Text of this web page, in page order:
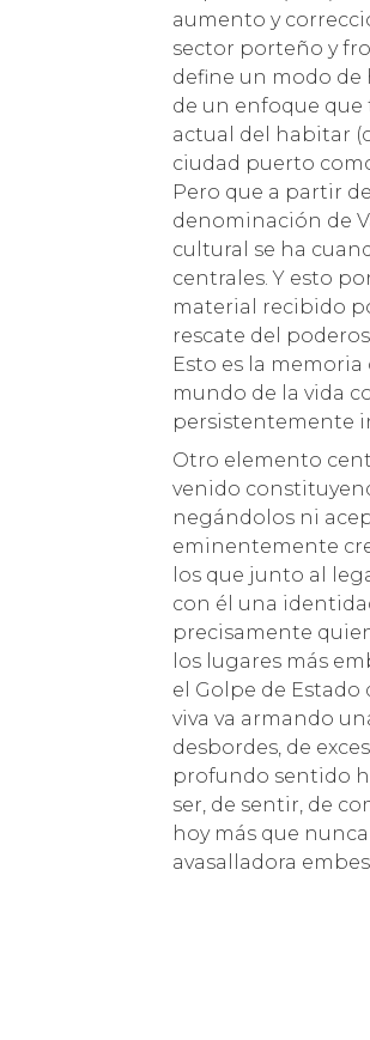
aumento y
sector porteño y
define un modo de
de un enfoque que
actual del habitar
ciudad puerto
Pero que a partir
denominación de
cultural se ha
centrales. Y esto
material recibido
rescate del
Esto es la
mundo de la vida
persistentemente
Otro elemento
venido
negándolos ni
eminentemente
los que junto al
con él una
precisamente
los lugares más
el Golpe de Estado
viva va armando
desbordes, de
profundo sentido
ser, de sentir, de
hoy más que
avasalladora